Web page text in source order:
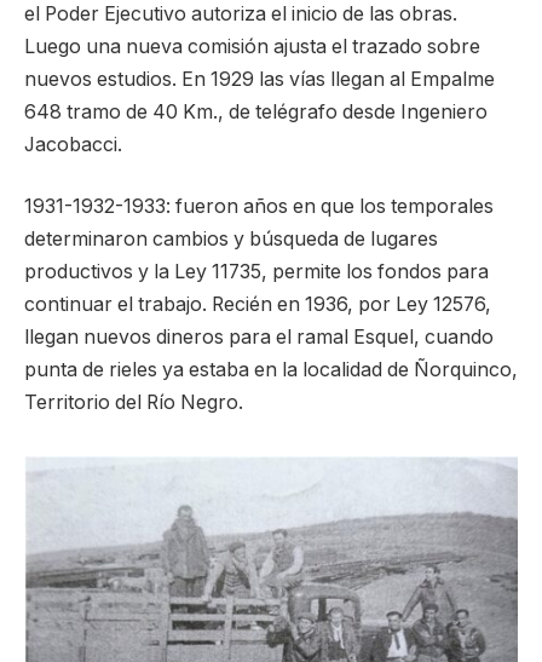
el Poder Ejecutivo autoriza el inicio de las obras.
Luego una nueva comisión ajusta el trazado sobre
nuevos estudios. En 1929 las vías llegan al Empalme
648 tramo de 40 Km., de telégrafo desde Ingeniero
Jacobacci.
1931-1932-1933: fueron años en que los temporales
determinaron cambios y búsqueda de lugares
productivos y la Ley 11735, permite los fondos para
continuar el trabajo. Recién en 1936, por Ley 12576,
llegan nuevos dineros para el ramal Esquel, cuando
punta de rieles ya estaba en la localidad de Ñorquinco,
Territorio del Río Negro.